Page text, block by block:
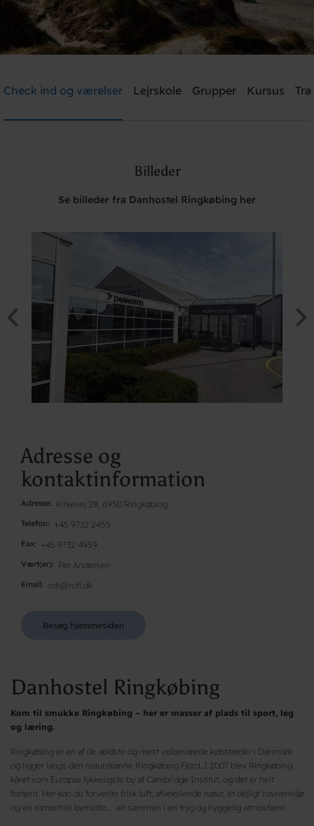
Brug for hjælp? Ring+45 9732 2455
Check ind og værelser Lejrskole Grupper Kursus
Billeder
Se billeder fra Danhostel Ringkøbing her
Adresse og
kontaktinformation
Adresse Kirkevej 28, 6950 Ringkøbing
Telefon +45 9732 2455
Fax +45 9732 4959
Vært(er) Per Andersen
Email rofi@rofi.dk
Besøg hjemmesiden
Danhostel Ringkøbing
Kom til smukke Ringkøbing – her er masser af plads til sport, leg
og læring.
Ringkøbing er en af de ældste og mest velbevarede købstæder i Danmark
og ligger langs den naturskønne Ringkøbing Fjord. I 2007 blev Ringkøbing
kåret som Europas lykkeligste by af Cambridge Institut, og det er helt
fortjent. Her kan du forvente frisk luft, afvekslende natur, et dejligt havnemiljø
og en romantisk bymidte... alt sammen i en tryg og hyggelig atmosfære.